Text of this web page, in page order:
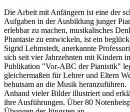
Die Arbeit mit Anfängern ist eine der
Aufgaben in der Ausbildung junger
erlebbar zu machen, musikalisches
Phantasie zu entwickeln, ist ein
Sigrid Lehmstedt, anerkannte
sich seit vier Jahrzehnten mit Kindern
Publikation "Vor-ABC der Pianistik"
gleichermaßen für Lehrer und Eltern
behutsam an die Musik heranzuführen.
Anhand vieler Bilder illustriert und
ihre Ausführungen. Über 80